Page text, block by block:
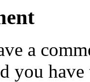
a
you have